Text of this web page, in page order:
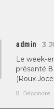
admin
3
Le week-
présenté 8
(Roux
Répondre